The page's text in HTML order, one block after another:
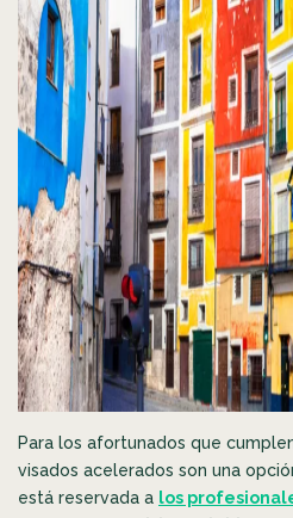
Para los afortunados que
visados acelerados son una
está reservada a los